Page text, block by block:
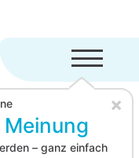
Menü
– ganz einfach
×